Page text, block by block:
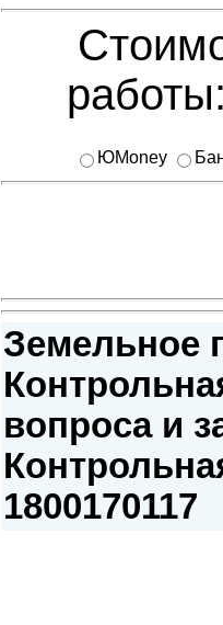
ЮMoney
Земельное
вопроса и
1800170117